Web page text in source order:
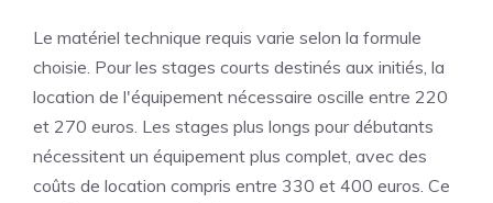
Le matériel technique requis varie selon la formule
choisie. Pour les stages courts destinés aux initiés, la
location de l'équipement nécessaire oscille entre 220
et 270 euros. Les stages plus longs pour débutants
nécessitent un équipement plus complet, avec des
coûts de location compris entre 330 et 400 euros. Ce